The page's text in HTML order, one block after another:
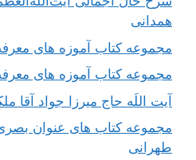
همدانی
مجموعه کتاب آموزه های
مجموعه کتاب آموزه های
آیت اللَه حاج میرزا جواد آقا
مجموعه کتاب های عنوان
طهرانی